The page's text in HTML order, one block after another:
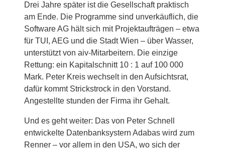
Drei Jahre später ist die Gesellschaft praktisch
am Ende. Die Programme sind unverkäuflich, die
Software AG hält sich mit Projektaufträgen – etwa
für TUI, AEG und die Stadt Wien – über Wasser,
unterstützt von aiv-Mitarbeitern. Die einzige
Rettung: ein Kapitalschnitt 10 : 1 auf 100 000
Mark. Peter Kreis wechselt in den Aufsichtsrat,
dafür kommt Strickstrock in den Vorstand.
Angestellte stunden der Firma ihr Gehalt.
Und es geht weiter: Das von Peter Schnell
entwickelte Datenbanksystern Adabas wird zum
Renner – vor allem in den USA, wo sich der